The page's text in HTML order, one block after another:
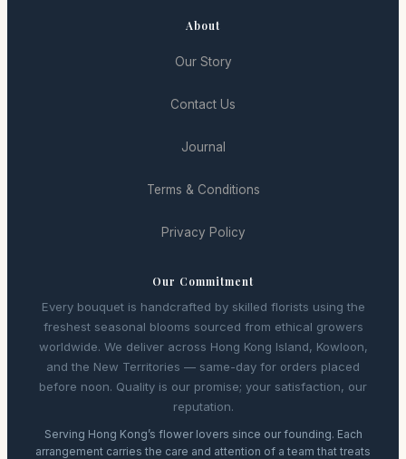
About
Our Story
Contact Us
Journal
Terms & Conditions
Privacy Policy
Our Commitment
Every bouquet is handcrafted by skilled florists using the
freshest seasonal blooms sourced from ethical growers
worldwide. We deliver across Hong Kong Island, Kowloon,
and the New Territories — same-day for orders placed
before noon. Quality is our promise; your satisfaction, our
reputation.
Serving Hong Kong’s flower lovers since our founding. Each
arrangement carries the care and attention of a team that treats